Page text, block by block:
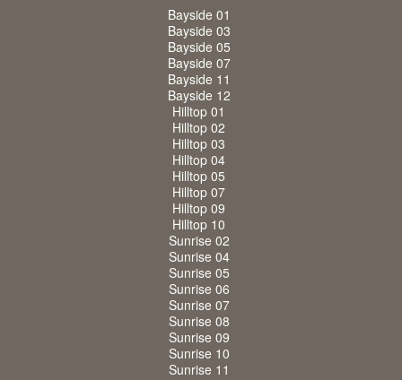
Bayside 01
Bayside 03
Bayside 05
Bayside 07
Bayside 11
Bayside 12
Hilltop 01
Hilltop 02
Hilltop 03
Hilltop 04
Hilltop 05
Hilltop 07
Hilltop 09
Hilltop 10
Sunrise 02
Sunrise 04
Sunrise 05
Sunrise 06
Sunrise 07
Sunrise 08
Sunrise 09
Sunrise 10
Sunrise 11